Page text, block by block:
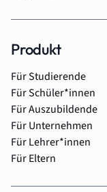
Produkt
Für Studierende
Für Schüler*innen
Für Auszubildende
Für Unternehmen
Für Lehrer*innen
Für Eltern